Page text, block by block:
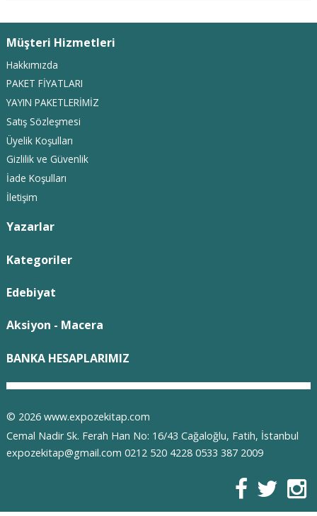
Müşteri Hizmetleri
Hakkımızda
PAKET FİYATLARI
YAYIN PAKETLERİMİZ
Satış Sözleşmesi
Üyelik Koşulları
Gizlilik ve Güvenlik
İade Koşulları
İletişim
Yazarlar
Kategoriler
Edebiyat
Aksiyon - Macera
BANKA HESAPLARIMIZ
© 2026 www.expozekitap.com
Cemal Nadir Sk. Ferah Han No: 16/43 Cağaloğlu, Fatih, İstanbul
expozekitap@gmail.com 0212 520 4228 0533 387 2009